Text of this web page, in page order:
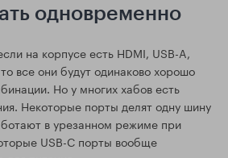
одновременно
на корпусе есть HDMI, USB-A,
все они будут одинаково хорошо
Но у многих хабов есть
Некоторые порты делят одну шину
в урезанном режиме при
USB-C порты вообще